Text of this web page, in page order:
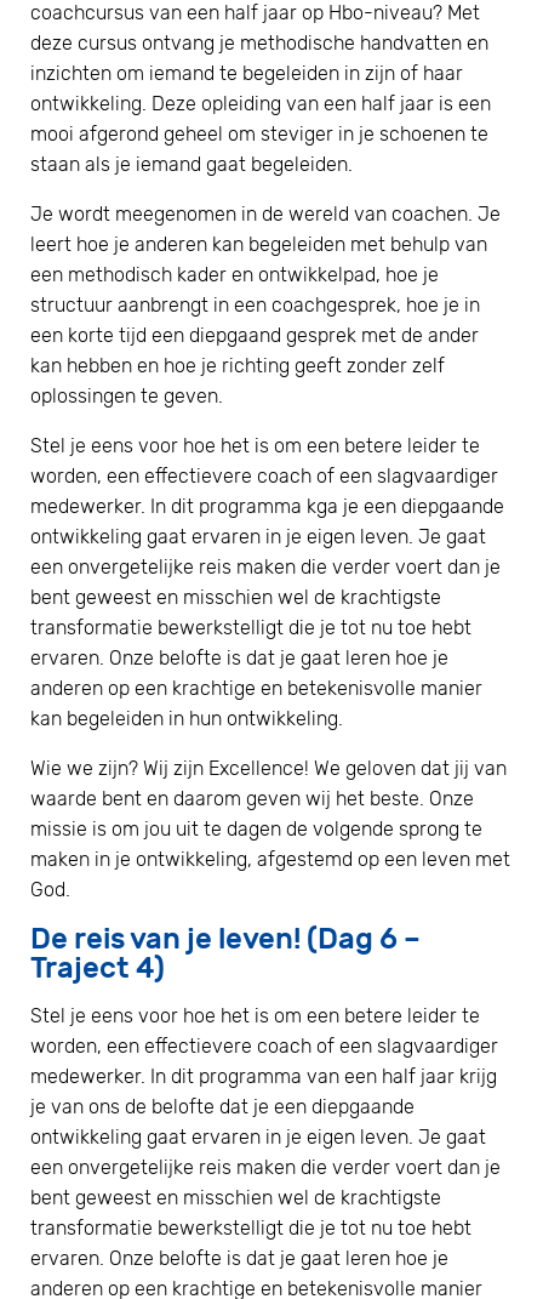
coachcursus van een half jaar op Hbo-niveau? Met
deze cursus ontvang je methodische handvatten en
inzichten om iemand te begeleiden in zijn of haar
ontwikkeling. Deze opleiding van een half jaar is een
mooi afgerond geheel om steviger in je schoenen te
staan als je iemand gaat begeleiden.
Je wordt meegenomen in de wereld van coachen. Je
leert hoe je anderen kan begeleiden met behulp van
een methodisch kader en ontwikkelpad, hoe je
structuur aanbrengt in een coachgesprek, hoe je in
een korte tijd een diepgaand gesprek met de ander
kan hebben en hoe je richting geeft zonder zelf
oplossingen te geven.
Stel je eens voor hoe het is om een betere leider te
worden, een effectievere coach of een slagvaardiger
medewerker. In dit programma kga je een diepgaande
ontwikkeling gaat ervaren in je eigen leven. Je gaat
een onvergetelijke reis maken die verder voert dan je
bent geweest en misschien wel de krachtigste
transformatie bewerkstelligt die je tot nu toe hebt
ervaren. Onze belofte is dat je gaat leren hoe je
anderen op een krachtige en betekenisvolle manier
kan begeleiden in hun ontwikkeling.
Wie we zijn? Wij zijn Excellence! We geloven dat jij van
waarde bent en daarom geven wij het beste. Onze
missie is om jou uit te dagen de volgende sprong te
maken in je ontwikkeling, afgestemd op een leven met
God.
De reis van je leven! (Dag 6 –
Traject 4)
Stel je eens voor hoe het is om een betere leider te
worden, een effectievere coach of een slagvaardiger
medewerker. In dit programma van een half jaar krijg
je van ons de belofte dat je een diepgaande
ontwikkeling gaat ervaren in je eigen leven. Je gaat
een onvergetelijke reis maken die verder voert dan je
bent geweest en misschien wel de krachtigste
transformatie bewerkstelligt die je tot nu toe hebt
ervaren. Onze belofte is dat je gaat leren hoe je
anderen op een krachtige en betekenisvolle manier